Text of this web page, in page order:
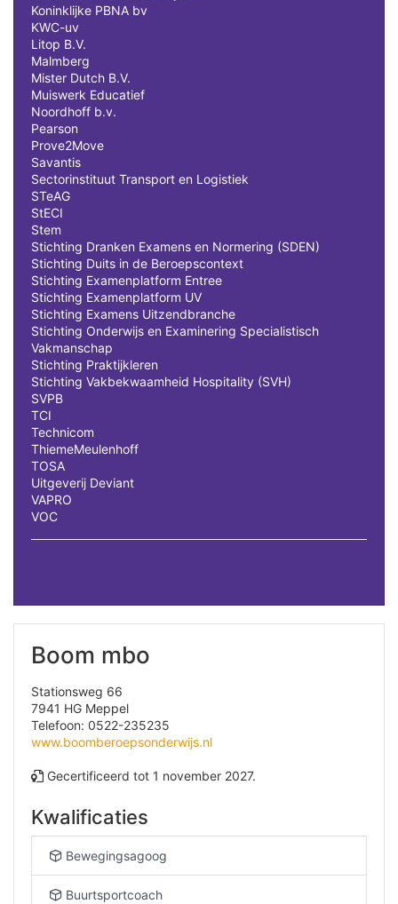
Koninklijke PBNA bv
KWC-uv
Litop B.V.
Malmberg
Mister Dutch B.V.
Muiswerk Educatief
Noordhoff b.v.
Pearson
Prove2Move
Savantis
Sectorinstituut Transport en Logistiek
STeAG
StECI
Stem
Stichting Dranken Examens en Normering (SDEN)
Stichting Duits in de Beroepscontext
Stichting Examenplatform Entree
Stichting Examenplatform UV
Stichting Examens Uitzendbranche
Stichting Onderwijs en Examinering Specialistisch
Vakmanschap
Stichting Praktijkleren
Stichting Vakbekwaamheid Hospitality (SVH)
SVPB
TCI
Technicom
ThiemeMeulenhoff
TOSA
Uitgeverij Deviant
VAPRO
VOC
Boom mbo
Stationsweg 66
7941 HG Meppel
Telefoon: 0522-235235
www.boomberoepsonderwijs.nl
Gecertificeerd tot 1 november 2027.
Kwalificaties
Bewegingsagoog
Buurtsportcoach